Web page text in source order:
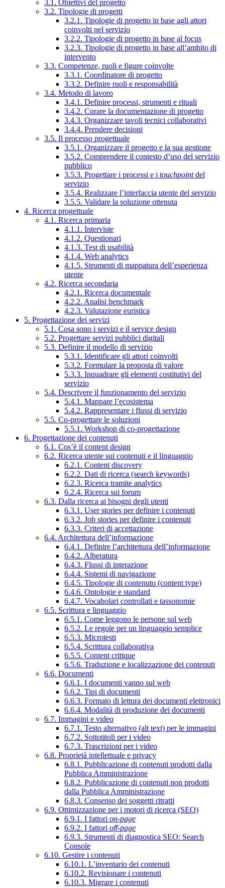
3.1. Obiettivi del progetto
3.2. Tipologie di progetti
3.2.1. Tipologie di progetto in base agli attori
coinvolti nel servizio
3.2.2. Tipologie di progetto in base al focus
3.2.3. Tipologie di progetto in base all’ambito di
intervento
3.3. Competenze, ruoli e figure coinvolte
3.3.1. Coordinatore di progetto
3.3.2. Definire ruoli e responsabilità
3.4. Metodo di lavoro
3.4.1. Definire processi, strumenti e rituali
3.4.2. Curare la documentazione di progetto
3.4.3. Organizzare tavoli tecnici collaborativi
3.4.4. Prendere decisioni
3.5. Il processo progettuale
3.5.1. Organizzare il progetto e la sua gestione
3.5.2. Comprendere il contesto d’uso del servizio
pubblico
3.5.3. Progettare i processi e i touchpointdel
servizio
3.5.4. Realizzare l’interfaccia utente del servizio
3.5.5. Validare la soluzione ottenuta
4. Ricerca progettuale
4.1. Ricerca primaria
4.1.1. Interviste
4.1.2. Questionari
4.1.3. Test di usabilità
4.1.4. Web analytics
4.1.5. Strumenti di mappatura dell’esperienza
utente
4.2. Ricerca secondaria
4.2.1. Ricerca documentale
4.2.2. Analisi benchmark
4.2.3. Valutazione euristica
5. Progettazione dei servizi
5.1. Cosa sono i servizi e il service design
5.2. Progettare servizi pubblici digitali
5.3. Definire il modello di servizio
5.3.1. Identificare gli attori coinvolti
5.3.2. Formulare la proposta di valore
5.3.3. Inquadrare gli elementi costitutivi del
servizio
5.4. Descrivere il funzionamento del servizio
5.4.1. Mappare l’ecosistema
5.4.2. Rappresentare i flussi di servizio
5.5. Co-progettare le soluzioni
5.5.1. Workshop di co-progettazione
6. Progettazione dei contenuti
6.1. Cos’è il content design
6.2. Ricerca utente sui contenuti e il linguaggio
6.2.1. Content discovery
6.2.2. Dati di ricerca (search keywords)
6.2.3. Ricerca tramite analytics
6.2.4. Ricerca sui forum
6.3. Dalla ricerca ai bisogni degli utenti
6.3.1. User stories per definire i contenuti
6.3.2. Job stories per definire i contenuti
6.3.3. Criteri di accettazione
6.4. Architettura dell’informazione
6.4.1. Definire l’architettura dell’informazione
6.4.2. Alberatura
6.4.3. Flussi di interazione
6.4.4. Sistemi di navigazione
6.4.5. Tipologie di contenuto (content type)
6.4.6. Ontologie e standard
6.4.7. Vocabolari controllati e tassonomie
6.5. Scrittura e linguaggio
6.5.1. Come leggono le persone sul web
6.5.2. Le regole per un linguaggio semplice
6.5.3. Microtesti
6.5.4. Scrittura collaborativa
6.5.5. Content critique
6.5.6. Traduzione e localizzazione dei contenuti
6.6. Documenti
6.6.1. I documenti vanno sul web
6.6.2. Tipi di documenti
6.6.3. Formato di lettura dei documenti elettronici
6.6.4. Modalità di produzione dei documenti
6.7. Immagini e video
6.7.1. Testo alternativo (alt text) per le immagini
6.7.2. Sottotitoli per i video
6.7.3. Trascrizioni per i video
6.8. Proprietà intellettuale e privacy
6.8.1. Pubblicazione di contenuti prodotti dalla
Pubblica Amministrazione
6.8.2. Pubblicazione di contenuti non prodotti
dalla Pubblica Amministrazione
6.8.3. Consenso dei soggetti ritratti
6.9. Ottimizzazione per i motori di ricerca (SEO)
6.9.1. I fattori on-page
6.9.2. I fattori off-page
6.9.3. Strumenti di diagnostica SEO: Search
Console
6.10. Gestire i contenuti
6.10.1. L’inventario dei contenuti
6.10.2. Revisionare i contenuti
6.10.3. Migrare i contenuti